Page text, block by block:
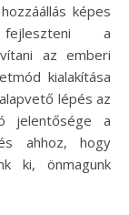
képes
a
az emberi
kialakítása
lépés az
jelentősége a
ahhoz, hogy
ki, önmagunk